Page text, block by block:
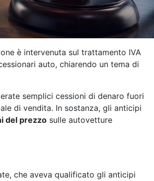
è intervenuta sul trattamento IVA
auto, chiarendo un tema di
semplici cessioni di denaro fuori
di vendita. In sostanza, gli anticipi
del prezzo sulle autovetture
che aveva qualificato gli anticipi